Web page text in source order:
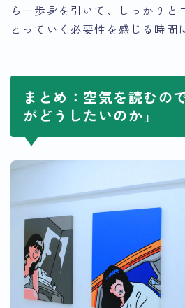
ら一歩身を引いて、しっかりと
とっていく必要性を感じる時間
まとめ：空気を読むの
がどうしたいのか」